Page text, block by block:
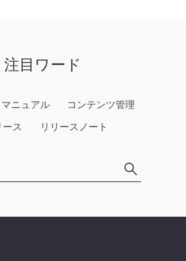
注目ワード
マニュアル
コンテンツ管理
ス
リリースノート